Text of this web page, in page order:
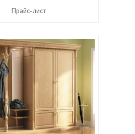
Прайс-лист